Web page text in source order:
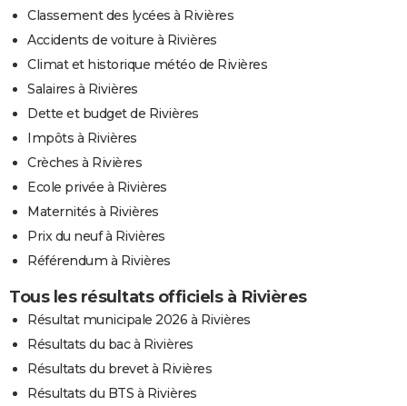
Classement des lycées à Rivières
Accidents de voiture à Rivières
Climat et historique météo de Rivières
Salaires à Rivières
Dette et budget de Rivières
Impôts à Rivières
Crèches à Rivières
Ecole privée à Rivières
Maternités à Rivières
Prix du neuf à Rivières
Référendum à Rivières
Tous les résultats officiels à Rivières
Résultat municipale 2026 à Rivières
Résultats du bac à Rivières
Résultats du brevet à Rivières
Résultats du BTS à Rivières